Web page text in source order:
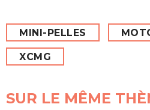
MINI-PELLES
XCMG
SUR LE MÊME